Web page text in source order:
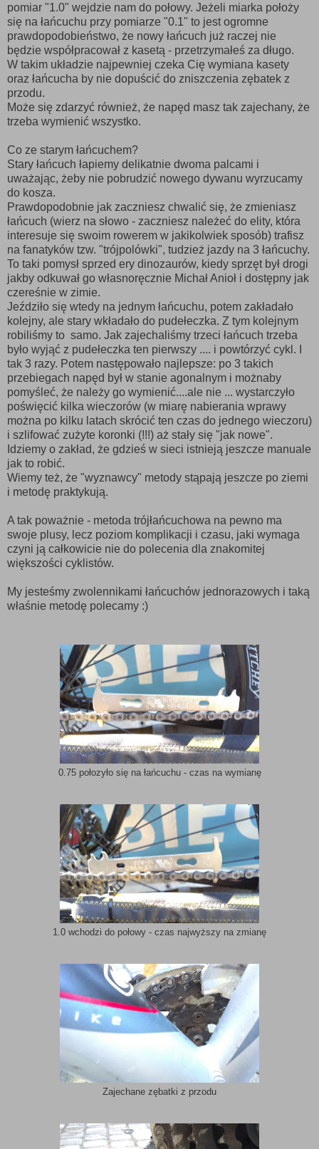
pomiar "1.0" wejdzie nam do połowy. Jeżeli miarka położy
się na łańcuchu przy pomiarze "0.1" to jest ogromne
prawdopodobieństwo, że nowy łańcuch już raczej nie
będzie współpracował z kasetą - przetrzymałeś za długo.
W takim układzie najpewniej czeka Cię wymiana kasety
oraz łańcucha by nie dopuścić do zniszczenia zębatek z
przodu.
Może się zdarzyć również, że napęd masz tak zajechany, że
trzeba wymienić wszystko.
Co ze starym łańcuchem?
Stary łańcuch łapiemy delikatnie dwoma palcami i
uważając, żeby nie pobrudzić nowego dywanu wyrzucamy
do kosza.
Prawdopodobnie jak zaczniesz chwalić się, że zmieniasz
łańcuch (wierz na słowo - zaczniesz należeć do elity, która
interesuje się swoim rowerem w jakikolwiek sposób) trafisz
na fanatyków tzw. "trójpolówki", tudzież jazdy na 3 łańcuchy.
To taki pomysł sprzed ery dinozaurów, kiedy sprzęt był drogi
jakby odkuwał go własnoręcznie Michał Anioł i dostępny jak
czereśnie w zimie.
Jeździło się wtedy na jednym łańcuchu, potem zakładało
kolejny, ale stary wkładało do pudełeczka. Z tym kolejnym
robiliśmy to samo. Jak zajechaliśmy trzeci łańcuch trzeba
było wyjąć z pudełeczka ten pierwszy .... i powtórzyć cykl. I
tak 3 razy. Potem następowało najlepsze: po 3 takich
przebiegach napęd był w stanie agonalnym i możnaby
pomyśleć, że należy go wymienić....ale nie ... wystarczyło
poświęcić kilka wieczorów (w miarę nabierania wprawy
można po kilku latach skrócić ten czas do jednego wieczoru)
i szlifować zużyte koronki (!!!) aż stały się "jak nowe".
Idziemy o zakład, że gdzieś w sieci istnieją jeszcze manuale
jak to robić.
Wiemy też, że "wyznawcy" metody stąpają jeszcze po ziemi
i metodę praktykują.
A tak poważnie - metoda trójłańcuchowa na pewno ma
swoje plusy, lecz poziom komplikacji i czasu, jaki wymaga
czyni ją całkowicie nie do polecenia dla znakomitej
większości cyklistów.
My jesteśmy zwolennikami łańcuchów jednorazowych i taką
właśnie metodę polecamy :)
0.75 połozyło się na łańcuchu - czas na wymianę
1.0 wchodzi do połowy - czas najwyższy na zmianę
Zajechane zębatki z przodu